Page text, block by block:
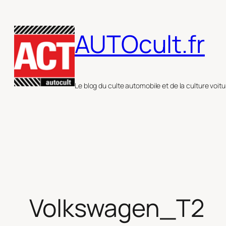
au
contenu
AUTOcult.fr
Le blog du culte automobile et de la culture
Volkswagen_T2